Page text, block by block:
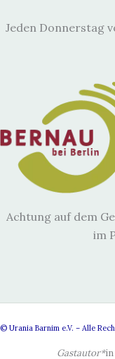
Jeden Donnerstag
Achtung auf dem
im
© Urania Barnim e.V. – Alle
Gastautor*in